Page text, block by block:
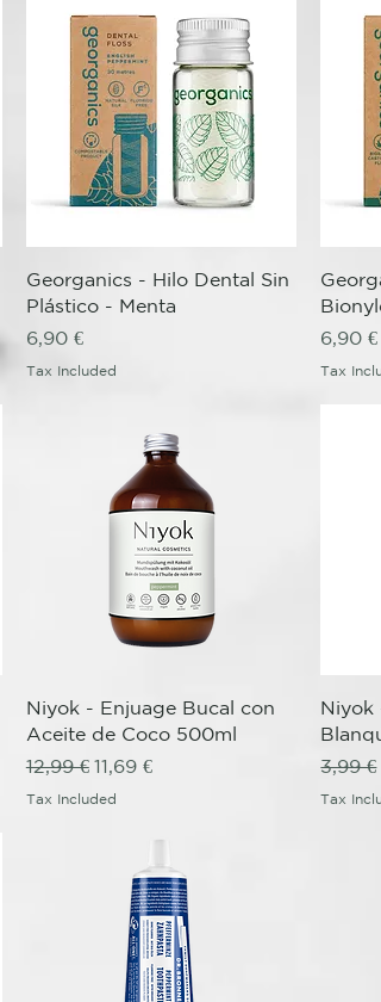
Quick View
Georganics - Hilo Dental Sin
Plástico - Menta
Price
6,90 €
Tax Included
Price
6,90 €
Tax
Quick View
Niyok - Enjuage Bucal con
Aceite de Coco 500ml
Regular Price
12,99 € Sale Price
11,69 €
Tax Included
Niyok
3,99 €
Tax